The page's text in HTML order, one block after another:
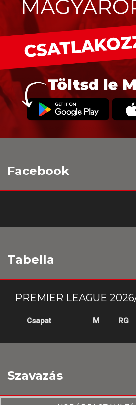
Facebook
Tabella
PREMIER LEAGUE
Csapat M RG
Szavazás